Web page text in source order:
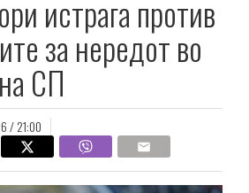
истрага против
за нередот во
СП
/ 21:00